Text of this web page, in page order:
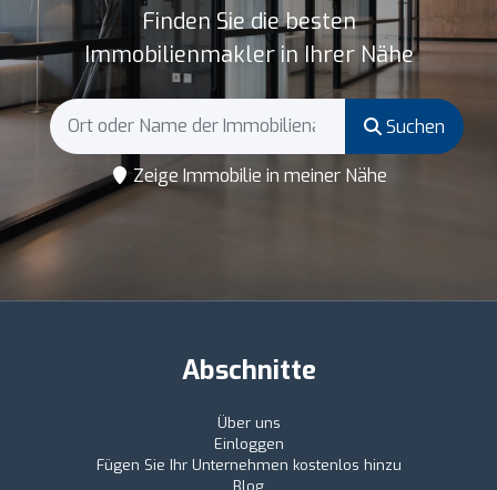
Finden Sie die besten
Immobilienmakler in Ihrer Nähe
Suchen
Zeige Immobilie in meiner Nähe
Abschnitte
Über uns
Einloggen
Fügen Sie Ihr Unternehmen kostenlos hinzu
Blog